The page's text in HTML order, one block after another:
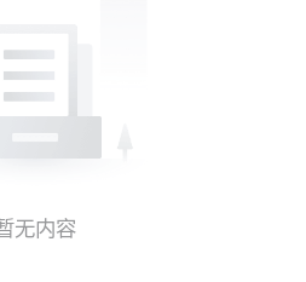
无内容